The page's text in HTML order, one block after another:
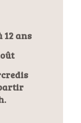
12 ans